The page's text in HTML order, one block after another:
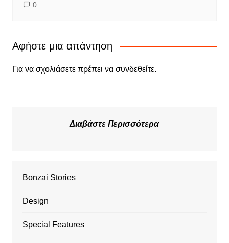
0
Αφήστε μια απάντηση
Για να σχολιάσετε πρέπει να συνδεθείτε.
Διαβάστε Περισσότερα
Bonzai Stories
Design
Special Features